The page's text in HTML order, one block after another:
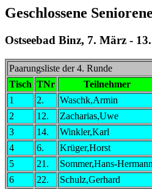
Geschlossene
Ostseebad Binz, 7. März -
Paarungsliste der 4. Runde
Tisch TNr Teilnehmer
1
2. Waschk,Armin
2
12. Zacharias,Uwe
3
14. Winkler,Karl
4
6. Krüger,Horst
5
21. Sommer,Hans-Hermann
6
22. Schulz,Gerhard